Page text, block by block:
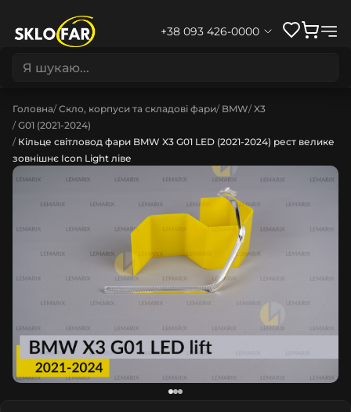
+38 093 426-0000
Головна Скло, корпуси та складові фари BMW X3
G01 (2021-2024)
Кільце світловод фари BMW X3 G01 LED (2021-2024) рест велике
зовнішнє Icon Light ліве